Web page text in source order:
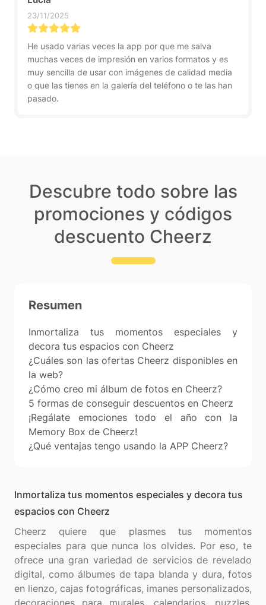
23/11/2025
He usado varias veces la app por que me salva
muchas veces de impresión en varios formatos y es
muy sencilla de usar con imágenes de calidad media
o que las tienes en la galería del teléfono o te las han
pasado.
Descubre todo sobre las
promociones y códigos
descuento Cheerz
Resumen
Inmortaliza tus momentos especiales y
decora tus espacios con Cheerz
¿Cuáles son las ofertas Cheerz disponibles en
la web?
¿Cómo creo mi álbum de fotos en Cheerz?
5 formas de conseguir descuentos en Cheerz
¡Regálate emociones todo el año con la
Memory Box de Cheerz!
¿Qué ventajas tengo usando la APP Cheerz?
Inmortaliza tus momentos especiales y decora tus
espacios con Cheerz
Cheerz quiere que plasmes tus momentos
especiales para que nunca los olvides. Por eso, te
ofrece una gran variedad de servicios de revelado
digital, como álbumes de tapa blanda y dura, fotos
en lienzo, cajas fotográficas, imanes personalizados,
decoraciones para murales, calendarios, puzzles,